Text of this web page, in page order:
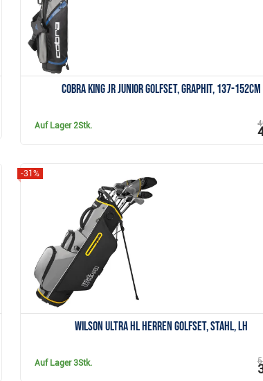
Cobra KING JR Junior Golfset, Graphit, 137-152cm
Auf Lager 2Stk.
Wilson Ultra HL Herren Golfset, Stahl, LH
-31%
Auf Lager3Stk.
Anzeigen